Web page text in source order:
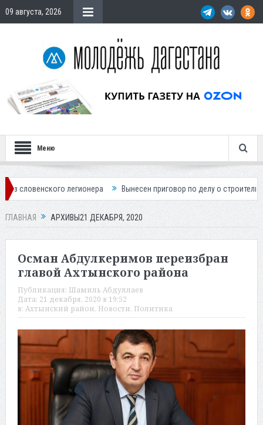
09 августа, 2026
Меню
легионера Вынесен приговор по делу о строительстве гостиницы
ГЛАВНАЯ АРХИВЫ21 ДЕКАБРЯ, 2020
Осман Абдулкеримов переизбран
главой Ахтынского района
Публикация: Шамиль Абдуллаев
Дата: 21 декабря, 2020 в 19:52
в: Ахтынский район, Новости, Политика